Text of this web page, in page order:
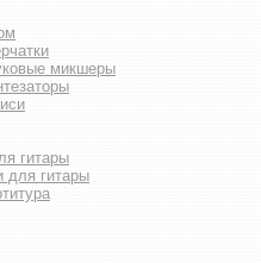
микшеры
гитары
для гитары